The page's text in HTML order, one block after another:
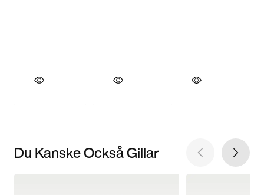
Du Kanske Också Gillar